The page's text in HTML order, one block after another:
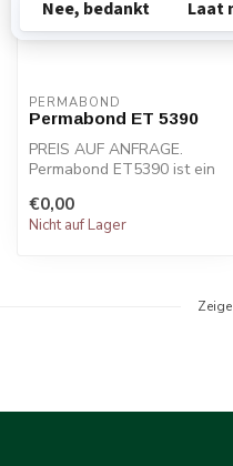
PERMABOND
Permabond ET 5390
PREIS AUF ANFRAGE.
Permabond ET5390 ist ein
Zweikomponenten-Epoxid...
€0,00
Nicht auf Lager
Zeige